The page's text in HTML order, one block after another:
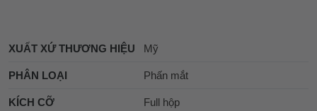
XUẤT XỨ THƯƠNG HIỆU Mỹ
PHÂN LOẠI Phấn mắt
KÍCH CỠ Full hộp